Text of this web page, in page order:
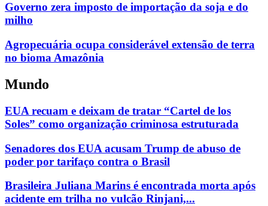
Governo zera imposto de importação da soja e do
milho
Agropecuária ocupa considerável extensão de terra
no bioma Amazônia
Mundo
EUA recuam e deixam de tratar “Cartel de los
Soles” como organização criminosa estruturada
Senadores dos EUA acusam Trump de abuso de
poder por tarifaço contra o Brasil
Brasileira Juliana Marins é encontrada morta após
acidente em trilha no vulcão Rinjani,...